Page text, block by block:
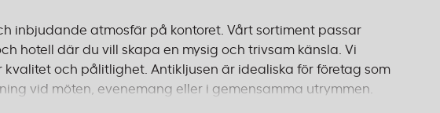
inbjudande atmosfär på kontoret. Vårt sortiment passar
hotell där du vill skapa en mysig och trivsam känsla. Vi
och pålitlighet. Antikljusen är idealiska för företag som
vid möten, evenemang eller i gemensamma utrymmen.